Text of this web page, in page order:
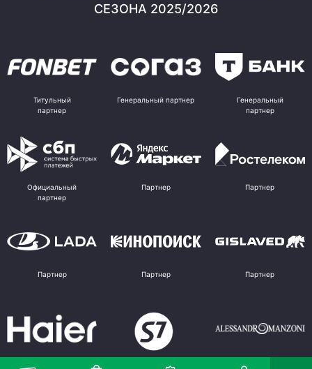
СЕЗОНА 2025/2026
Титульный
партнер
Генеральный партнер
Генеральный
партнер
Официальный
партнер
Партнер Партнер
Партнер Партнер Партнер